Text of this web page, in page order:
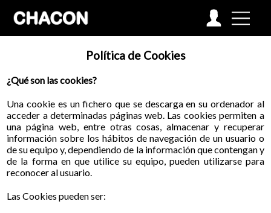
Política de Cookies
¿Qué son las cookies?
Una cookie es un fichero que se descarga en su ordenador al
acceder a determinadas páginas web. Las cookies permiten a
una página web, entre otras cosas, almacenar y recuperar
información sobre los hábitos de navegación de un usuario o
de su equipo y, dependiendo de la información que contengan y
de la forma en que utilice su equipo, pueden utilizarse para
reconocer al usuario.
Las Cookies pueden ser: